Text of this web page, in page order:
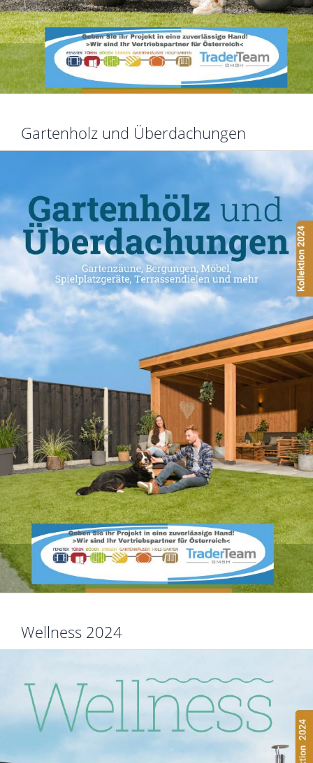
Gartenholz und Überdachungen
Wellness 2024